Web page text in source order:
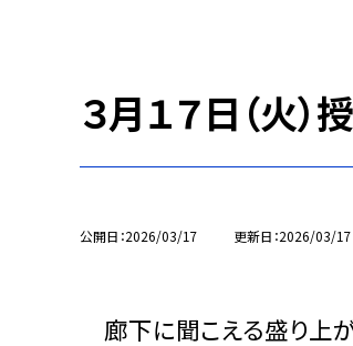
３月１７日（火）
公開日 2026/03/17 更新日 2026/03/17
廊下に聞こえる盛り上が